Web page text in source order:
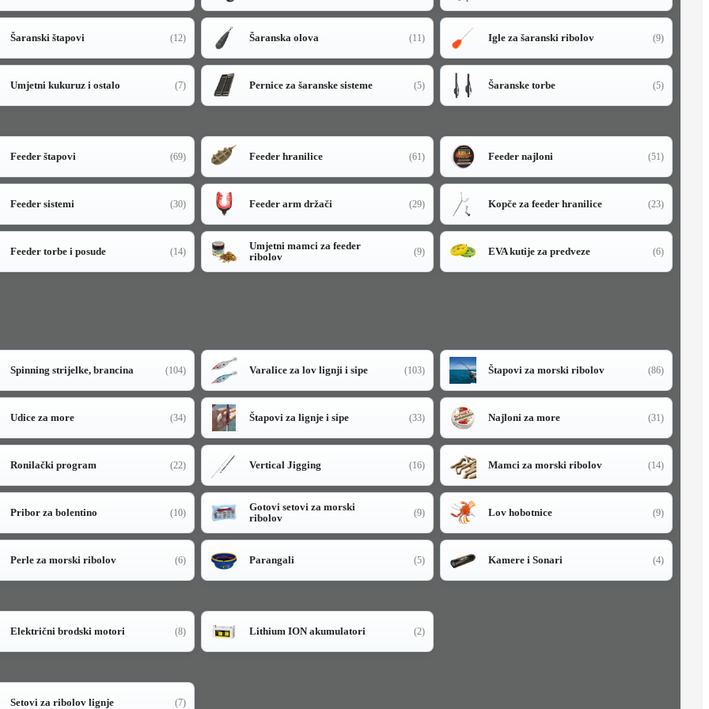
Šaranski štapovi (12) Šaranska olova (11) Igle za šaranski ribolov (9)
Umjetni kukuruz i ostalo (7) Pernice za šaranske sisteme (5) Šaranske torbe (5)
Feeder štapovi (69) Feeder hranilice (61) Feeder najloni (51)
Feeder sistemi (30) Feeder arm držači (29) Kopče za feeder hranilice (23)
Feeder torbe i posude (14)
Umjetni mamci za feeder
ribolov
(9) EVA kutije za predveze (6)
Spinning strijelke, brancina (104) Varalice za lov lignji i sipe (103) Štapovi za morski ribolov (86)
Udice za more (34) Štapovi za lignje i sipe (33) Najloni za more (31)
Ronilački program (22) Vertical Jigging (16) Mamci za morski ribolov (14)
Pribor za bolentino (10)
Gotovi setovi za morski
ribolov
(9) Lov hobotnice (9)
Perle za morski ribolov (6) Parangali (5) Kamere i Sonari (4)
Električni brodski motori (8) Lithium ION akumulatori (2)
Setovi za ribolov lignje (7)